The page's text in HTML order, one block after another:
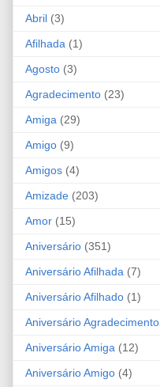
Abril (3)
Afilhada (1)
Agosto (3)
Agradecimento (23)
Amiga (29)
Amigo (9)
Amigos (4)
Amizade (203)
Amor (15)
Aniversário (351)
Aniversário Afilhada (7)
Aniversário Afilhado (1)
Aniversário Agradecimento
Aniversário Amiga (12)
Aniversário Amigo (4)